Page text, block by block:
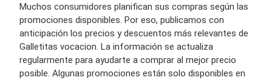
Muchos consumidores planifican sus compras según las
promociones disponibles. Por eso, publicamos con
anticipación los precios y descuentos más relevantes de
Galletitas vocacion. La información se actualiza
regularmente para ayudarte a comprar al mejor precio
posible. Algunas promociones están solo disponibles en